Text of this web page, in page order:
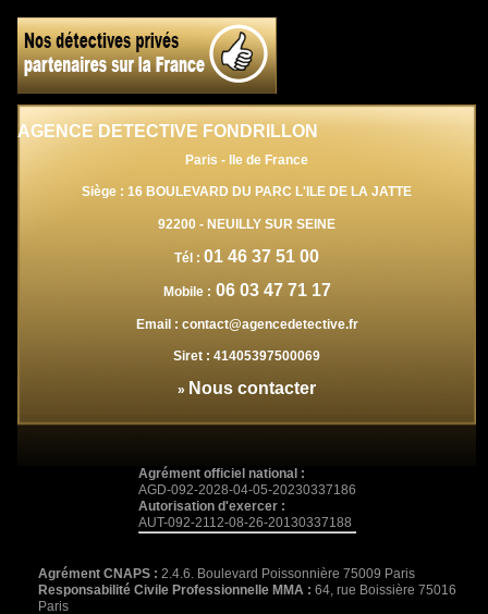
AGENCE DETECTIVE FONDRILLON
Paris - Ile de France
Siège : 16 BOULEVARD DU PARC L'ILE DE LA JATTE
92200 -NEUILLY SUR SEINE
Tél : 01 46 37 51 00
Mobile : 06 03 47 71 17
Email : contact@agencedetective.fr
Siret : 41405397500069
» Nous contacter
Agrément officiel national :
AGD-092-2028-04-05-20230337186
Autorisation d'exercer :
AUT-092-2112-08-26-20130337188
Agrément CNAPS : 2.4.6. Boulevard Poissonnière 75009 Paris
Responsabilité Civile Professionnelle MMA : 64, rue Boissière 75016
Paris